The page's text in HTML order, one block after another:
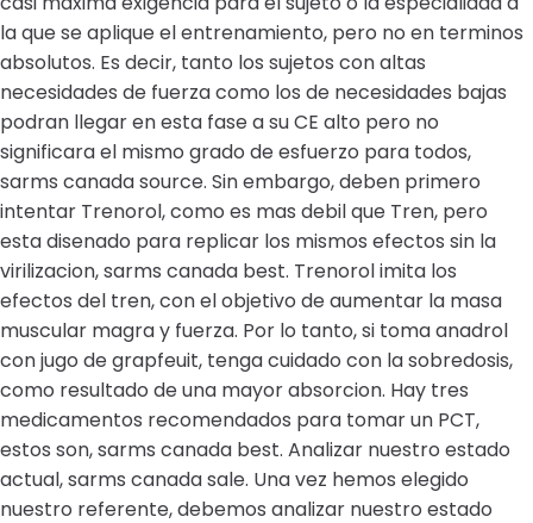
la que se aplique el entrenamiento, pero no en terminos
absolutos. Es decir, tanto los sujetos con altas
necesidades de fuerza como los de necesidades bajas
podran llegar en esta fase a su CE alto pero no
significara el mismo grado de esfuerzo para todos,
sarms canada source. Sin embargo, deben primero
intentar Trenorol, como es mas debil que Tren, pero
esta disenado para replicar los mismos efectos sin la
virilizacion, sarms canada best. Trenorol imita los
efectos del tren, con el objetivo de aumentar la masa
muscular magra y fuerza. Por lo tanto, si toma anadrol
con jugo de grapfeuit, tenga cuidado con la sobredosis,
como resultado de una mayor absorcion. Hay tres
medicamentos recomendados para tomar un PCT,
estos son, sarms canada best. Analizar nuestro estado
actual, sarms canada sale. Una vez hemos elegido
nuestro referente, debemos analizar nuestro estado